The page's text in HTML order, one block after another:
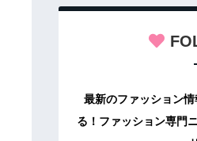
最新のファッション
る！ファッション専門